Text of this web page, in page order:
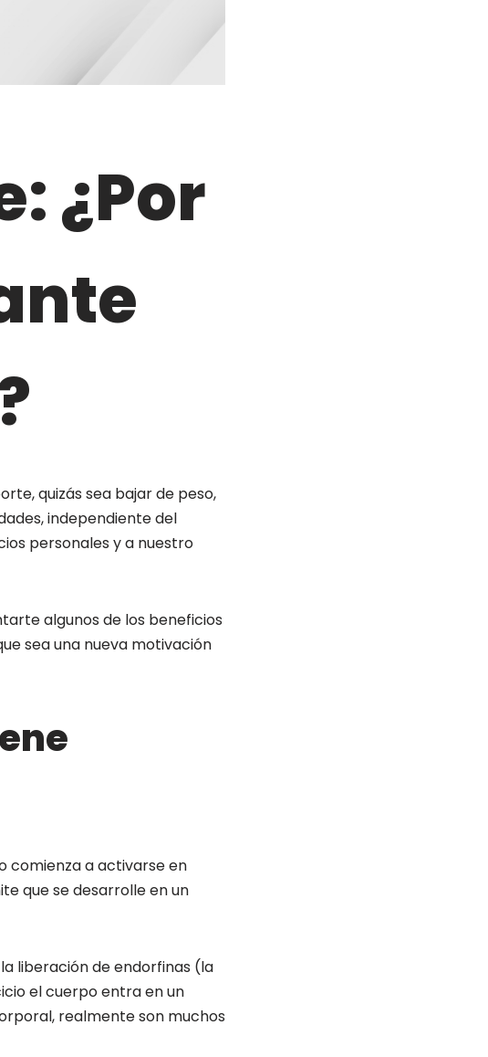
¿Por
quizás sea bajar de peso,
independiente del
personales y a nuestro
algunos de los beneficios
sea una nueva motivación
comienza a activarse en
que se desarrolle en un
liberación de endorfinas (la
el cuerpo entra en un
realmente son muchos